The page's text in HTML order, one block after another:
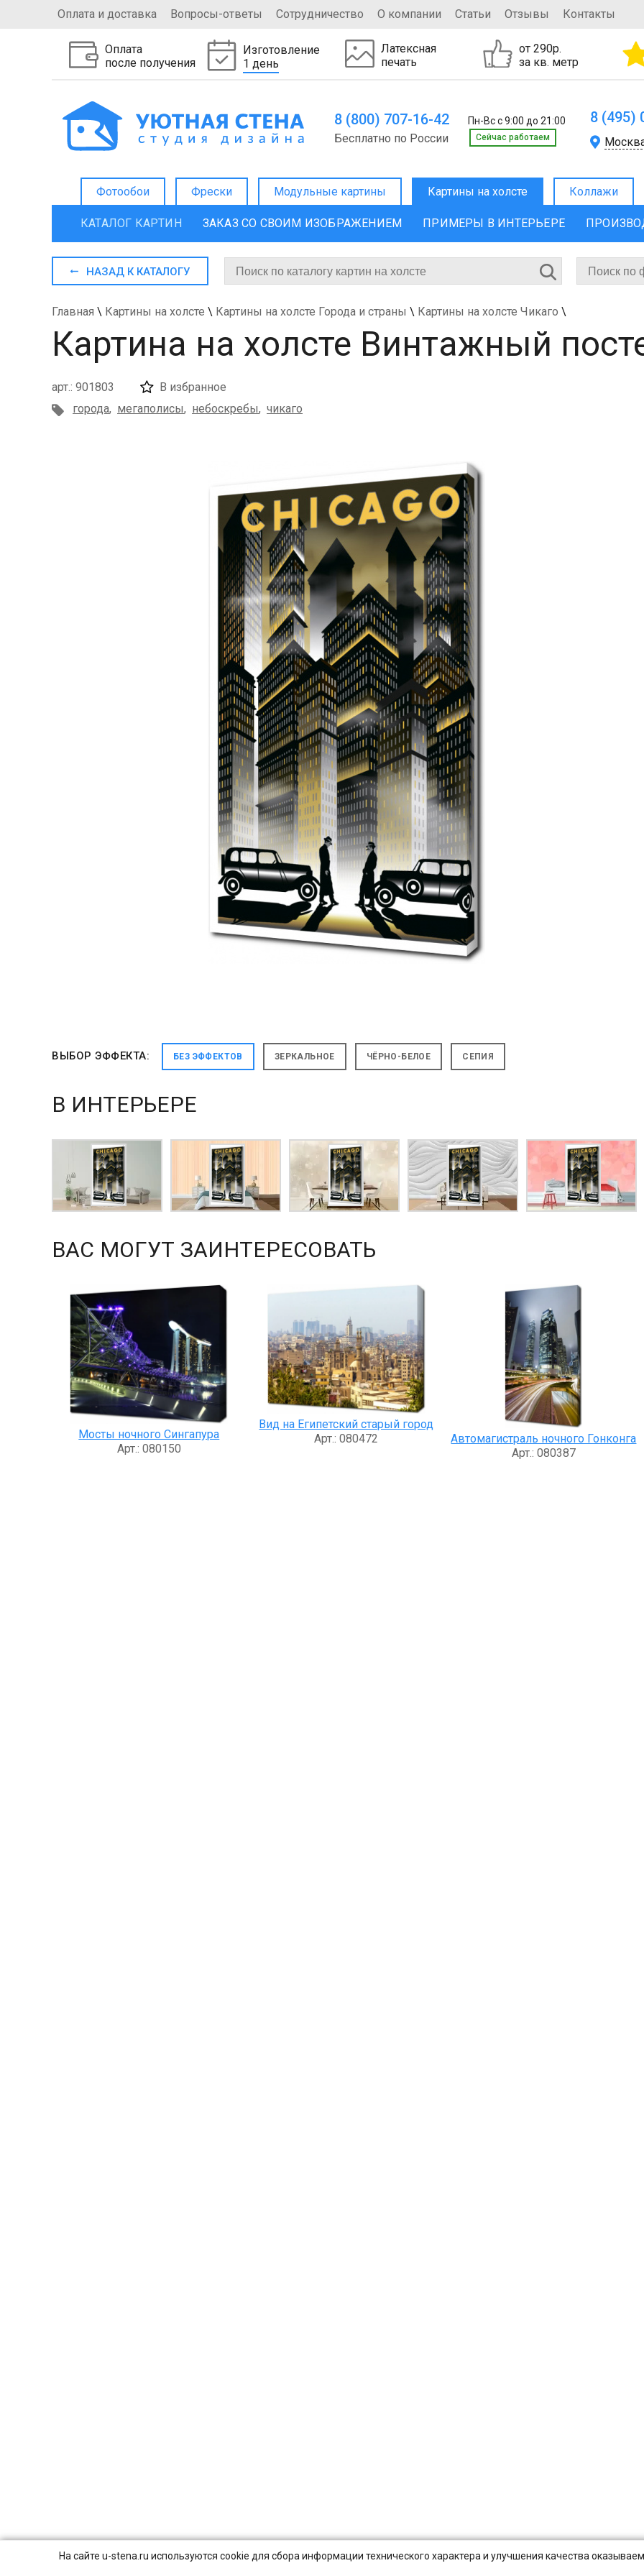
На сайте u-stena.ru используются cookie для сбора информации технического характера и улучшения качества
Оплата и доставка Вопросы-ответы Сотрудничество О компании Статьи Отзывы Контакты
Оплата
после получения
Изготовление
1 день
Латексная
печать
от 290р.
за кв. метр
8 (800) 707-16-42 Пн-Вс с 9:00 до 21:00
Бесплатно по России Cейчас работаем
8 (495)
Фотообои Фрески Модульные картины Картины на холсте Коллажи
КАТАЛОГ КАРТИН ЗАКАЗ СО СВОИМ ИЗОБРАЖЕНИЕМ ПРИМЕРЫ В ИНТЕРЬЕРЕ
НАЗАД К КАТАЛОГУ
Главная \ Картины на холсте \ Картины на холсте Города и страны \ Картины на холсте Чикаго \
Картина на холсте Винтажный
арт.: 901803
В избранное
города, мегаполисы, небоскребы, чикаго
ВЫБОР ЭФФЕКТА: БЕЗ ЭФФЕКТОВ ЗЕРКАЛЬНОЕ ЧЁРНО-БЕЛОЕ СЕПИЯ
В ИНТЕРЬЕРЕ
ВАС МОГУТ ЗАИНТЕРЕСОВАТЬ
Мосты ночного Сингапура
Арт.: 080150
Вид на Египетский старый город
Арт.: 080472
Автомагистраль ночного Гонконга
Арт.: 080387